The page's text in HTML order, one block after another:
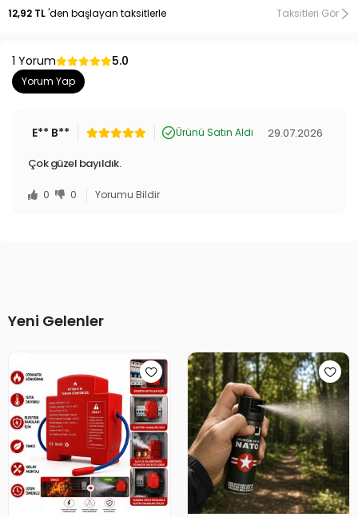
boyunca rahatlıkla çalışır; Genişliği: 85 mm, Derinliği: 18,6
hafifliğindedir.
12,92 TL'den başlayan taksitlerle Taksitleri Gör
1 Yorum 5.0
Yorum Yap
E** B** Ürünü Satın Aldı 29.07.2026
Çok güzel bayıldık.
0 0 Yorumu Bildir
Yeni Gelenler